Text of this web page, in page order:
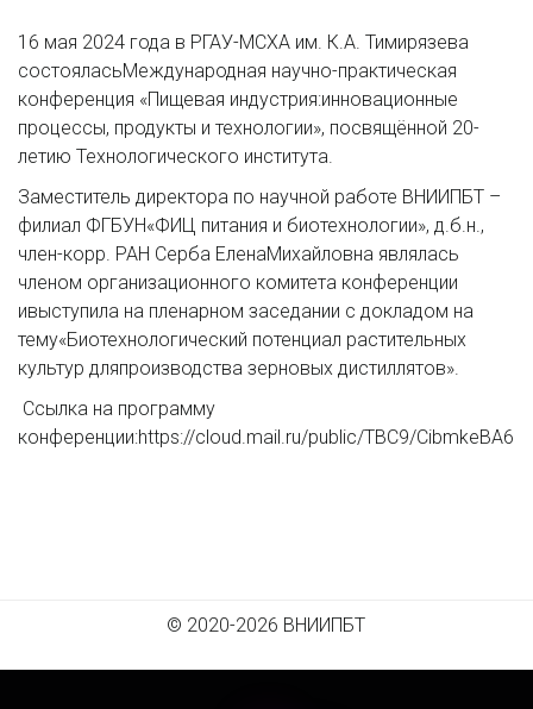
16 мая 2024 года в РГАУ-МСХА им. К.А. Тимирязева
состояласьМеждународная научно-практическая
конференция «Пищевая индустрия:инновационные
процессы, продукты и технологии», посвящённой 20-
летию Технологического института.
Заместитель директора по научной работе ВНИИПБТ –
филиал ФГБУН«ФИЦ питания и биотехнологии», д.б.н.,
член-корр. РАН Серба ЕленаМихайловна являлась
членом организационного комитета конференции
ивыступила на пленарном заседании с докладом на
тему«Биотехнологический потенциал растительных
культур дляпроизводства зерновых дистиллятов».
Ссылка на программу
конференции:https://cloud.mail.ru/public/TBC9/CibmkeBA6
© 2020-2026 ВНИИПБТ